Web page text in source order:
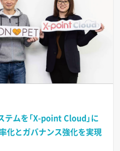
ムを「X-point Cloud」に
化とガバナンス強化を実現